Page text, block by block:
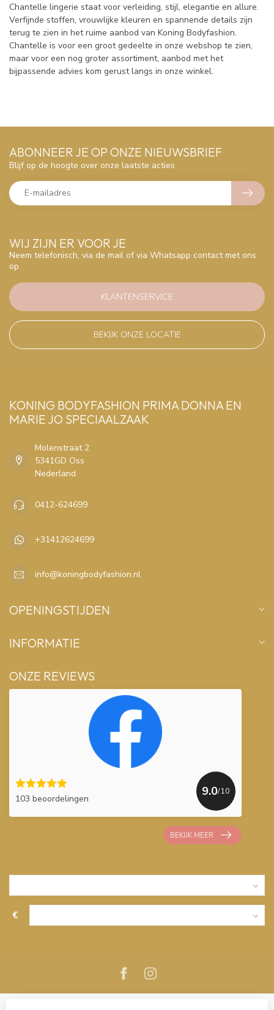
Chantelle lingerie staat voor verleiding, stijl, elegantie en allure.
Verfijnde stoffen, vrouwlijke kleuren en spannende details zijn
terug te zien in het ruime aanbod van Koning Bodyfashion.
Chantelle is voor een groot gedeelte in onze webshop te zien,
maar voor een nog groter assortiment, aanbod met het
bijpassende advies kom gerust langs in onze winkel.
WIJ ZIJN ER VOOR JE
Neem telefonisch, via de mail of via Whatsapp contact met ons
op
KLANTENSERVICE
BEKIJK ONZE LOCATIE
ABONNEER JE OP ONZE NIEUWSBRIEF
Blijf op de hoogte over onze laatste acties
KONING BODYFASHION PRIMA DONNA EN
MARIE JO SPECIAALZAAK
Molenstraat 2
5341GD Oss
Nederland
0412-624699
+31412624699
info@koningbodyfashion.nl
OPENINGSTIJDEN
INFORMATIE
ONZE REVIEWS
103 beoordelingen
9.0/10
BEKIJK MEER
€